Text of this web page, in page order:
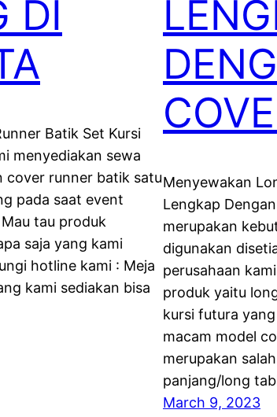
DI
Batik Set Kursi
menyediakan sewa
cover runner batik satu
pada saat event
tau produk
saja yang kami
hotline kami : Meja
kami sediakan bisa
Menyewakan
Lengkap
merupakan
digunakan
perusahaan
produk yaitu
kursi futura
macam model
merupakan
panjang/long
March 9, 2023